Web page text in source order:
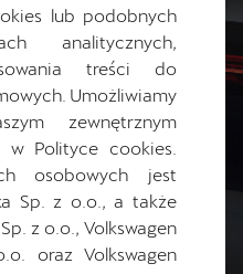
lub podobnych
analitycznych,
treści do
Umożliwiamy
zewnętrznym
w Polityce cookies.
osobowych jest
Sp. z o.o., a także
z o.o., Volkswagen
oraz Volkswagen